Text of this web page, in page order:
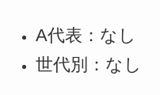
A代表：なし
世代別：なし